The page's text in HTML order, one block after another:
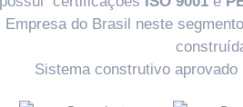
Empresa do Brasil neste
Sistema construtivo aprovado